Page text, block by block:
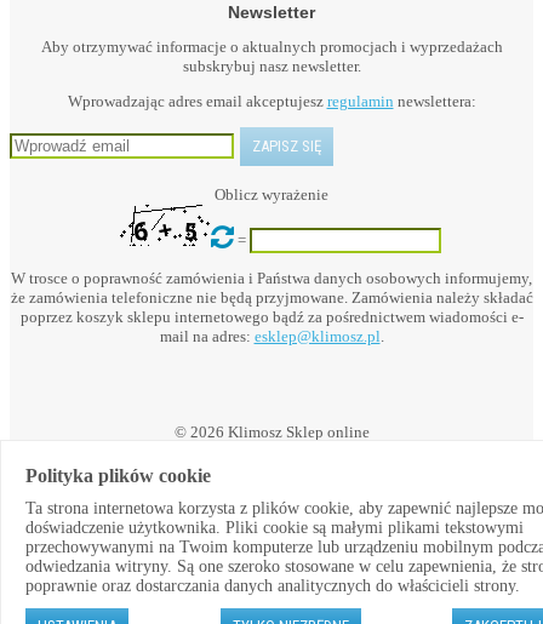
Newsletter
Aby otrzymywać informacje o aktualnych promocjach i wyprzedażach
subskrybuj nasz newsletter.
Wprowadzając adres email akceptujesz regulamin newslettera:
Oblicz wyrażenie
=
W trosce o poprawność zamówienia i Państwa danych osobowych informujemy,
że zamówienia telefoniczne nie będą przyjmowane. Zamówienia należy składać
poprzez koszyk sklepu internetowego bądź za pośrednictwem wiadomości e-
mail na adres: esklep@klimosz.pl
© 2026 Klimosz Sklep online
Powered by:
Polityka plików cookie
Ta strona internetowa korzysta z plików cookie, aby zapewnić najlepsze
doświadczenie użytkownika. Pliki cookie są małymi plikami tekstowymi
przechowywanymi na Twoim komputerze lub urządzeniu mobilnym
odwiedzania witryny. Są one szeroko stosowane w celu zapewnienia, że
poprawnie oraz dostarczania danych analitycznych do właścicieli strony.
×
Powiadomienia